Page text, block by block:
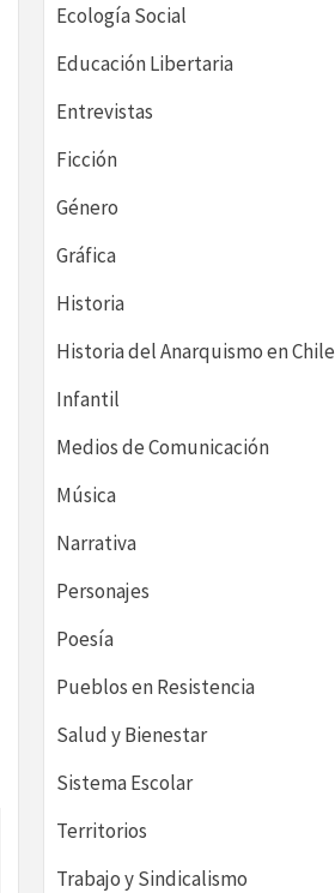
Ecología Social
Educación Libertaria
Entrevistas
Ficción
Género
Gráfica
Historia
Historia del Anarquismo en Chile
Infantil
Medios de Comunicación
Música
Narrativa
Personajes
Poesía
Pueblos en Resistencia
Salud y Bienestar
Sistema Escolar
Territorios
Trabajo y Sindicalismo